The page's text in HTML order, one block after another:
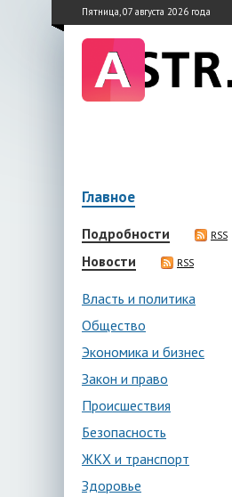
Пятница, 07 августа 2026 года
Главное
Подробности RSS
Новости RSS
Власть и политика
Общество
Экономика и бизнес
Закон и право
Происшествия
Безопасность
ЖКХ и транспорт
Здоровье